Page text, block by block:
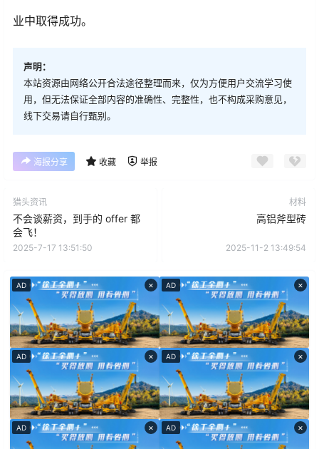
业中取得成功。
声明：
本站资源由网络公开合法途径整理而来，仅为方便用户交流学习使
用，但无法保证全部内容的准确性、完整性，也不构成采购意见，
线下交易请自行甄别。
海报分享 收藏 举报
猎头资讯
不会谈薪资，到手的 offer 都
会飞！
2025-7-17 13:51:50
材料
高铝斧型砖
2025-11-2 13:49:54
×
AD ×
AD
×
AD ×
AD
×
AD ×
AD